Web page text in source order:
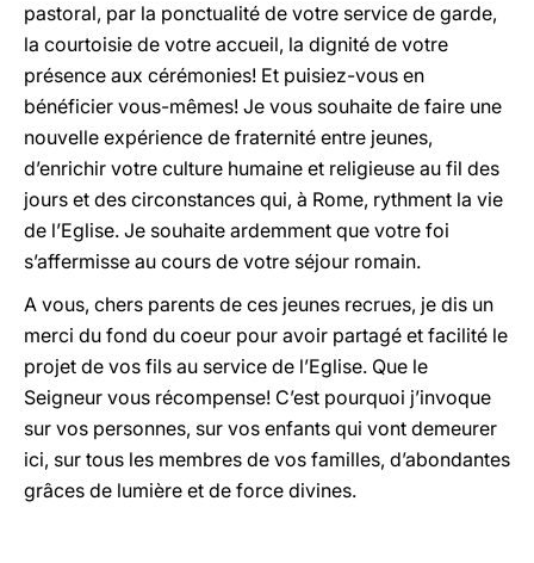
pastoral, par la ponctualité de votre service de garde,
la courtoisie de votre accueil, la dignité de votre
présence aux cérémonies! Et puisiez-vous en
bénéficier vous-mêmes! Je vous souhaite de faire une
nouvelle expérience de fraternité entre jeunes,
d’enrichir votre culture humaine et religieuse au fil des
jours et des circonstances qui, à Rome, rythment la vie
de l’Eglise. Je souhaite ardemment que votre foi
s’affermisse au cours de votre séjour romain.
A vous, chers parents de ces jeunes recrues, je dis un
merci du fond du coeur pour avoir partagé et facilité le
projet de vos fils au service de l’Eglise. Que le
Seigneur vous récompense! C’est pourquoi j’invoque
sur vos personnes, sur vos enfants qui vont demeurer
ici, sur tous les membres de vos familles, d’abondantes
grâces de lumière et de force divines.